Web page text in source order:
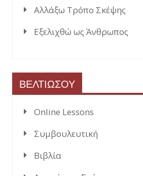
Αλλάξω Τρόπο Σκέψης
Εξελιχθώ ως Άνθρωπος
ΒΕΛΤΙΩΣΟΥ
Online Lessons
Συμβουλευτική
Βιβλία